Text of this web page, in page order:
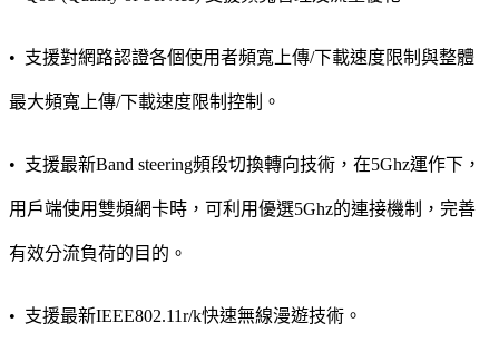
• 支援對網路認證各個使用者頻寬上傳/下載速度限制與整體
最大頻寬上傳/下載速度限制控制。
• 支援最新Band steering頻段切換轉向技術，在5Ghz運作下，
用戶端使用雙頻網卡時，可利用優選5Ghz的連接機制，完善
有效分流負荷的目的。
• 支援最新IEEE802.11r/k快速無線漫遊技術。